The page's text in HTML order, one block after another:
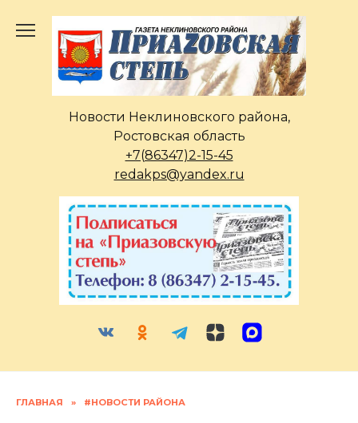
содержанию
Новости Неклиновского района,
Ростовская область
+7(86347)2-15-45
redakps@yandex.ru
ГЛАВНАЯ » #НОВОСТИ РАЙОНА